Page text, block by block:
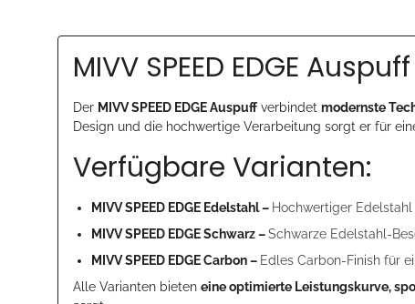
MIVV SPEED EDGE
Der MIVV SPEED EDGE Auspuff verbindet modernste
Design und die hochwertige Verarbeitung sorgt er für
Verfügbare Varianten:
MIVV SPEED EDGE Edelstahl – Hochwertiger
MIVV SPEED EDGE Schwarz –Schwarze Edelstahl-
MIVV SPEED EDGE Carbon – Edles Carbon-Finish für
Alle Varianten bieten eine optimierte Leistungskurve,